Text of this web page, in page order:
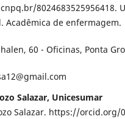
8024683525956418.
Acadêmica de enfermagem.
60 - Oficinas, Ponta
Salazar, Unicesumar
Salazar. https://orcid.org/